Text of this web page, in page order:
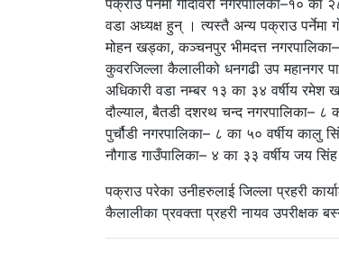
पक्राउ पर्नेमा गोदावरी नगरपालिका–१० का
वडा अध्यक्ष हुन् । त्यस्तै अन्य पक्राउ पर्नेमा
मोहन खड्का, कञ्चनपुर भीमदत्त
कुवरजिल्ला कैलालीको धनगढी उप महानगर
अधिकारी वडा नम्बर १३ का ३४ वर्षीय
दौल्याल, बैतडी दशरथ चन्द नगरपालिका– ८
पुर्चौडी नगरपालिका– ८ का ५० वर्षीय कालु
नौगाड गाउँपालिका– ४ का ३३ वर्षीय जय
पक्राउ परेका उनीहरुलाई जिल्ला प्रहरी
कैलालीका प्रवक्ता प्रहरी नायव उपरीक्षक